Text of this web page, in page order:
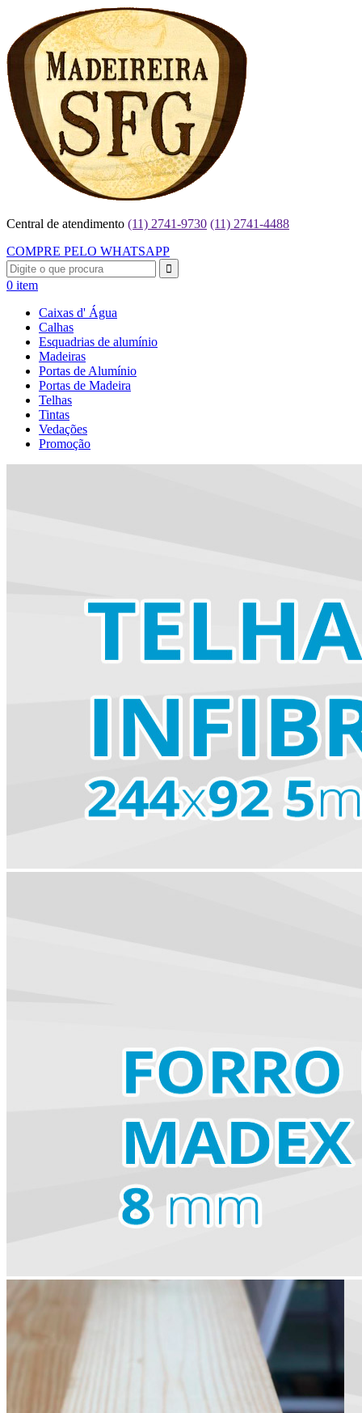
Central de atendimento (11) 2741-9730 (11) 2741-4488
COMPRE PELO WHATSAPP
0 item
Caixas d' Água
Calhas
Esquadrias de alumínio
Madeiras
Portas de Alumínio
Portas de Madeira
Telhas
Tintas
Vedações
Promoção